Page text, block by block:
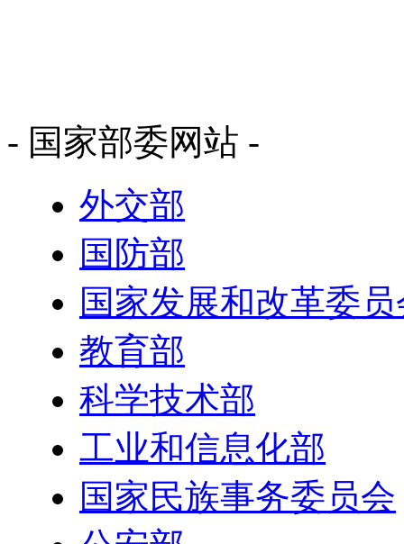
- 国家部委网站 -
外交部
国防部
国家发展和改革委
教育部
科学技术部
工业和信息化部
国家民族事务委员会